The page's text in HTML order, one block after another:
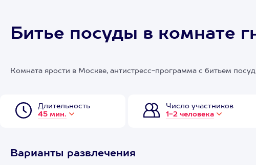
Битье посуды в комнате
Комната ярости в Москве, антистресс-программа с битьем
Длительность
45 мин.
Число участников
1-2 человека
Варианты развлечения